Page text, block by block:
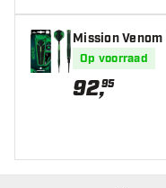
Mission
Op voorraad
92,95